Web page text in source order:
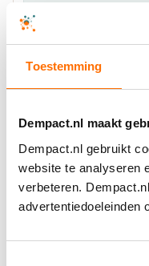
Toestemming
Dempact.nl maakt
Dempact.nl gebruikt
website te analyseren
verbeteren.
advertentiedoeleinden
Ook relevant
Bekijk recente
Alle artikelen